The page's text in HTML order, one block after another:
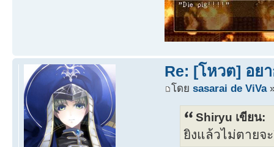
Re: [โหวต] อย
โดยsasarai de ViVa
Shiryu เขียน:
ยิงแล้วไม่ตายจ